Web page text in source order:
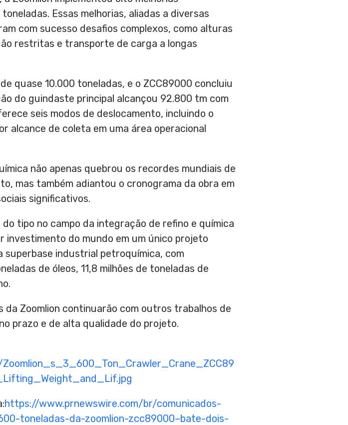
Essas melhorias, aliadas a diversas
com sucesso desafios complexos, como alturas
restritas e transporte de carga a longas
quase 10.000 toneladas, e o ZCC89000 concluiu
do guindaste principal alcançou 92.800 tm com
seis modos de deslocamento, incluindo o
alcance de coleta em uma área operacional
não apenas quebrou os recordes mundiais de
mas também adiantou o cronograma da obra em
significativos.
tipo no campo da integração de refino e química
investimento do mundo em um único projeto
superbase industrial petroquímica, com
de óleos, 11,8 milhões de toneladas de
Zoomlion continuarão com outros trabalhos de
prazo e de alta qualidade do projeto.
https://www.prnewswire.com/br/comunicados-
toneladas-da-zoomlion-zcc89000–bate-dois-